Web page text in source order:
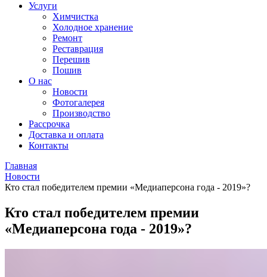
Услуги
Химчистка
Холодное хранение
Ремонт
Реставрация
Перешив
Пошив
О нас
Новости
Фотогалерея
Производство
Рассрочка
Доставка и оплата
Контакты
Главная
Новости
Кто стал победителем премии «Медиаперсона года - 2019»?
Кто стал победителем премии
«Медиаперсона года - 2019»?